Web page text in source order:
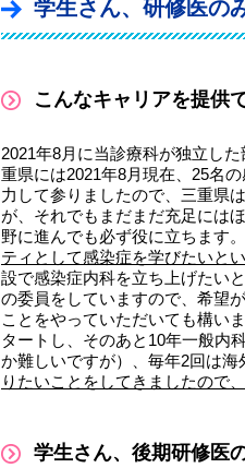
学生さん、研修医の
こんなキャリアを提供
2021年8月に当診療科が独立し
重県には2021年8月現在、25名
力して参りましたので、三重県
が、それでもまだまだ充足には
野に進んでも必ず役に立ちます。
ティとして感染症を学びたいと
設で感染症内科を立ち上げたい
の委員をしていますので、希望
ことをやっていただいても構い
タートし、そのあと10年一般内
か難しいですが）、毎年2回は海
りたいことをしてきましたので
学生さん、後期研修医